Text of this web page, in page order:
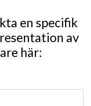
en specifik
av
här: